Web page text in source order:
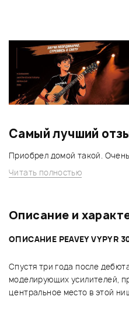
Самый лучший
Приобрел домой такой.
Читать полностью
Описание и
ОПИСАНИЕ PEAVEY VYPYR
Спустя три года после
моделирующих усилителей,
центральное место в этой